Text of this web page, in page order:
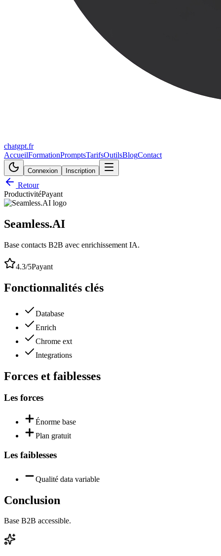
chatgpt.fr
AccueilFormationPromptsTarifsOutilsBlogContact
Connexion Inscription
Retour
ProductivitéPayant
Seamless.AI
Base contacts B2B avec enrichissement IA.
4.3/5Payant
Fonctionnalités clés
Database
Enrich
Chrome ext
Integrations
Forces et faiblesses
Les forces
Énorme base
Plan gratuit
Les faiblesses
Qualité data variable
Conclusion
Base B2B accessible.